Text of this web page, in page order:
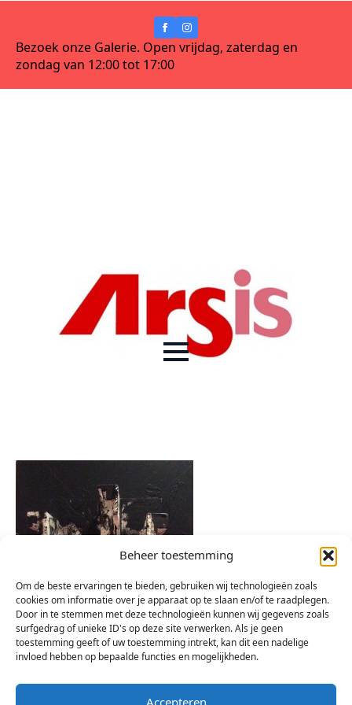
Beheer toestemming
Om de beste ervaringen te bieden, gebruiken wij technologieën zoals
cookies om informatie over je apparaat op te slaan en/of te raadplegen.
Door in te stemmen met deze technologieën kunnen wij gegevens zoals
surfgedrag of unieke ID's op deze site verwerken. Als je geen
toestemming geeft of uw toestemming intrekt, kan dit een nadelige
invloed hebben op bepaalde functies en mogelijkheden.
Accepteren
Bezoek onze Galerie. Open vrijdag, zaterdag en
zondag van 12:00 tot 17:00